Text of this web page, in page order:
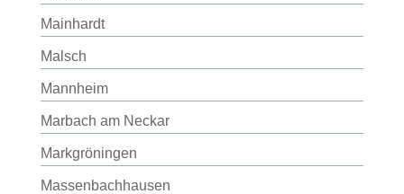
Mainhardt
Malsch
Mannheim
Marbach am Neckar
Markgröningen
Massenbachhausen